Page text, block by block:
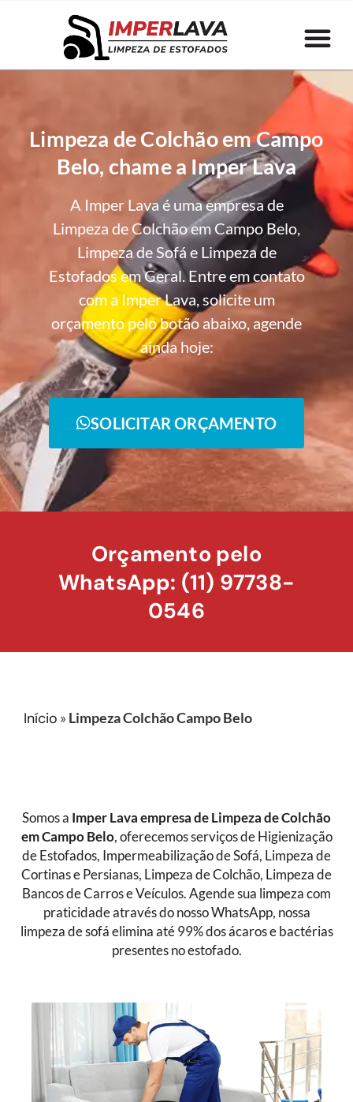
Limpeza de Colchão em Campo
Belo, chame a Imper Lava
A Imper Lava é uma empresa de
Limpeza de Colchão em Campo Belo,
Limpeza de Sofá e Limpeza de
Estofados em Geral. Entre em contato
com a Imper Lava, solicite um
orçamento pelo botão abaixo, agende
ainda hoje:
SOLICITAR ORÇAMENTO
Orçamento pelo
WhatsApp: (11) 97738-
0546
Início » Limpeza Colchão Campo Belo
Somos a Imper Lava empresa de Limpeza de Colchão
em Campo Belo, oferecemos serviços de Higienização
de Estofados, Impermeabilização de Sofá, Limpeza de
Cortinas e Persianas, Limpeza de Colchão, Limpeza de
Bancos de Carros e Veículos. Agende sua limpeza com
praticidade através do nosso WhatsApp, nossa
limpeza de sofá elimina até 99% dos ácaros e bactérias
presentes no estofado.